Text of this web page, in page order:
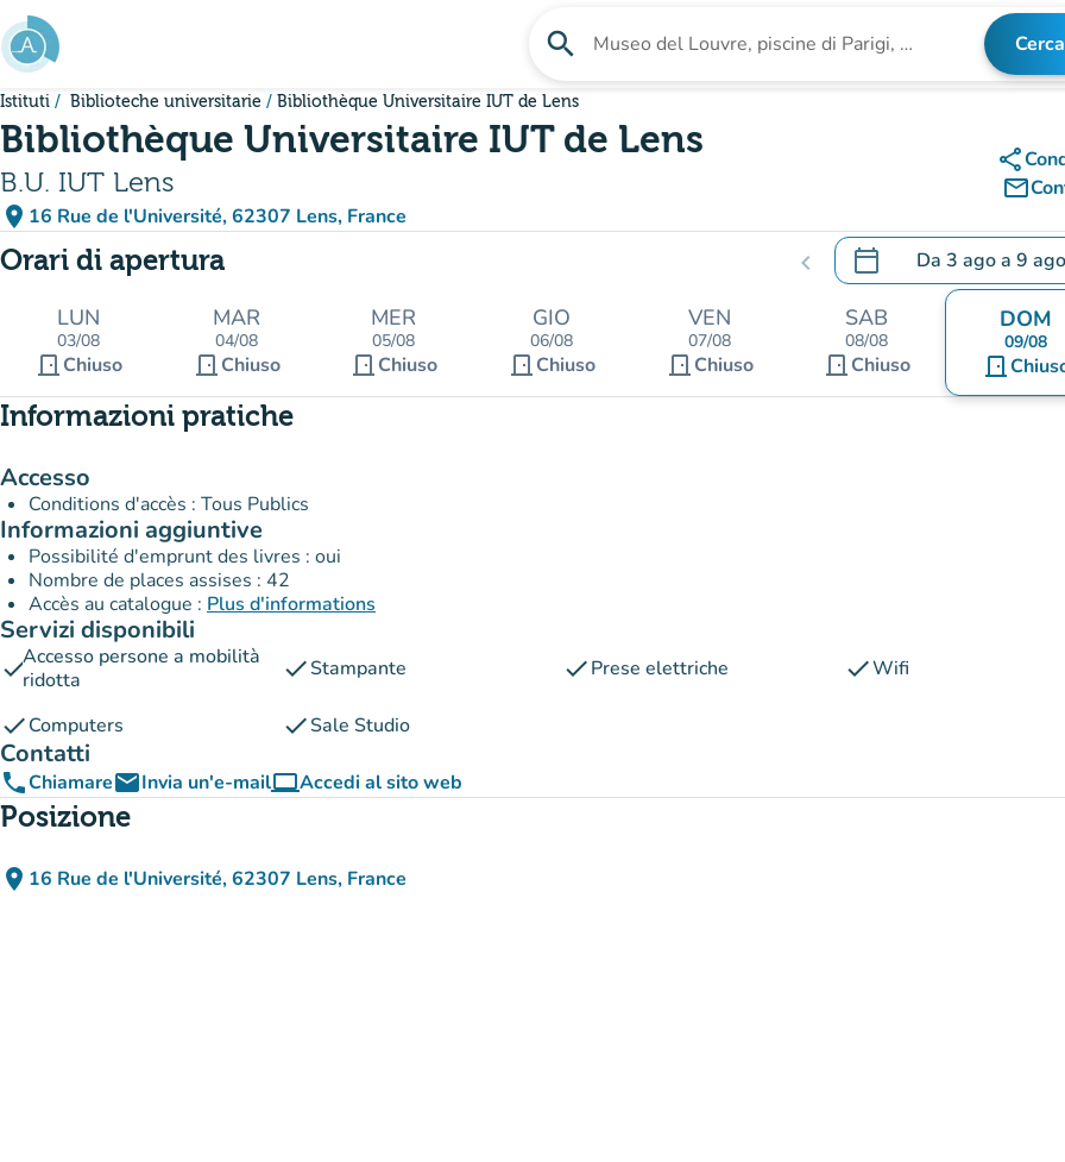
Vai al contenuto principale
search Cerca una struttura Cerca
Istituti Biblioteche universitarie Bibliothèque Universitaire IUT de Lens
Bibliothèque Universitaire IUT de Lens
B.U. IUT Lens
place 16 Rue de l'Université, 62307 Lens, France
(apri in Google Maps)
(nuova scheda)
share
mail_outline
Orari di apertura chevron_left calendar_today Da 3 agoa 9 ago
.Aprire il calendario per
LUN
03/08
door_front Chiuso
MAR
04/08
door_front Chiuso
MER
05/08
door_front Chiuso
GIO
06/08
door_front Chiuso
VEN
07/08
door_front Chiuso
SAB
08/08
door_front Chiuso
DOM
09/08
door_front
Informazioni pratiche
Accesso
Conditions d'accès : Tous Publics
Informazioni aggiuntive
Possibilité d'emprunt des livres : oui
Nombre de places assises : 42
Accès au catalogue : Plus d'informations
Servizi disponibili
checkAccesso persone a mobilità
ridotta
checkStampante checkPrese elettriche checkWifi
checkComputers checkSale Studio
Contatti
phoneChiamareemailInvia un'e-mailcomputerAccedi al sito web
(nuova scheda)
Posizione
place 16 Rue de l'Université, 62307 Lens, France
(apri in Google Maps)
(nuova scheda)